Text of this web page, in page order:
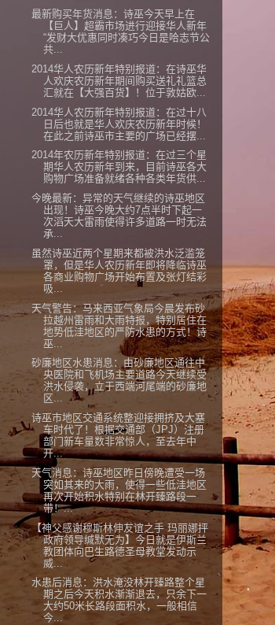
最新购买年货消息：诗巫今天早上在
【巨人】超霸市场进行迎接华人新年
“发财大优惠同时凑巧今日是哈志节公
共...
2014华人农历新年特别报道：在诗巫华
人欢庆农历新年期间购买送礼礼篮总
汇就在【大强百货】！位于敦姑欧...
2014华人农历新年特别报道：在过十八
日后也就是华人欢庆农历新年时候！
在此之前诗巫市主要的广场已经摆...
2014年农历新年特别报道：在过三个星
期华人农历新年到来，目前诗巫各大
购物广场准备就绪各种各类年货供...
今晚最新：异常的天气继续的诗巫地区
出现！诗巫今晚大约7点半时下起一
次滔天大雷雨使得许多道路一时无法
承...
虽然诗巫近两个星期来都被洪水泛滥笼
罩，但是华人农历新年即将降临诗巫
各商业购物广场开始布置及张灯结彩
吸...
天气警告：马来西亚气象局今晨发布砂
拉越州雷雨和大雨特报，特别居住在
地势低洼地区的严防水患的方式！诗
巫...
砂廉地区水患消息：由砂廉地区通往中
央医院和飞机场主要道路今天继续受
洪水侵袭，立于西端河尾端的砂廉地
区...
诗巫市地区交通系统整迎接拥挤及大塞
车时代了！根据交通部（JPJ）注册
部门新车量数非常惊人，至去年中
开...
天气消息：诗巫地区昨日傍晚遭受一场
突如其来的大雨，使得一些低洼地区
再次开始积水特别在林开臻路段一
带！...
【神父感谢穆斯林伸友谊之手 玛丽娜抨
政府领导缄默无为】今日就是伊斯兰
教团体向巴生路德圣母教堂发动示
威...
水患后消息：洪水淹没林开臻路整个星
期之后今天积水渐渐退去，只余下一
大约50米长路段面积水，一般相信
今...